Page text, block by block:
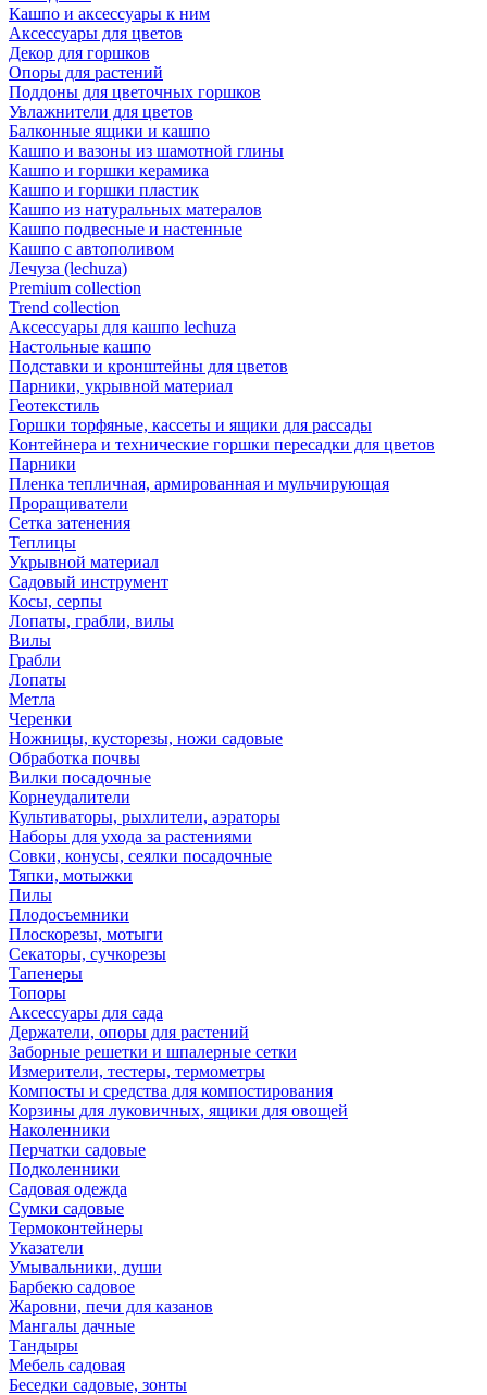
Кашпо и аксессуары к ним
Аксессуары для цветов
Декор для горшков
Опоры для растений
Поддоны для цветочных горшков
Увлажнители для цветов
Балконные ящики и кашпо
Кашпо и вазоны из шамотной глины
Кашпо и горшки керамика
Кашпо и горшки пластик
Кашпо из натуральных матералов
Кашпо подвесные и настенные
Кашпо с автополивом
Лечуза (lechuza)
Premium collection
Trend collection
Аксессуары для кашпо lechuza
Настольные кашпо
Подставки и кронштейны для цветов
Парники, укрывной материал
Геотекстиль
Горшки торфяные, кассеты и ящики для рассады
Контейнера и технические горшки пересадки для цветов
Парники
Пленка тепличная, армированная и мульчирующая
Проращиватели
Сетка затенения
Теплицы
Укрывной материал
Садовый инструмент
Косы, серпы
Лопаты, грабли, вилы
Вилы
Грабли
Лопаты
Метла
Черенки
Ножницы, кусторезы, ножи садовые
Обработка почвы
Вилки посадочные
Корнеудалители
Культиваторы, рыхлители, аэраторы
Наборы для ухода за растениями
Совки, конусы, сеялки посадочные
Тяпки, мотыжки
Пилы
Плодосъемники
Плоскорезы, мотыги
Секаторы, сучкорезы
Тапенеры
Топоры
Аксессуары для сада
Держатели, опоры для растений
Заборные решетки и шпалерные сетки
Измерители, тестеры, термометры
Компосты и средства для компостирования
Корзины для луковичных, ящики для овощей
Наколенники
Перчатки садовые
Подколенники
Садовая одежда
Сумки садовые
Термоконтейнеры
Указатели
Умывальники, души
Барбекю садовое
Жаровни, печи для казанов
Мангалы дачные
Тандыры
Мебель садовая
Беседки садовые, зонты